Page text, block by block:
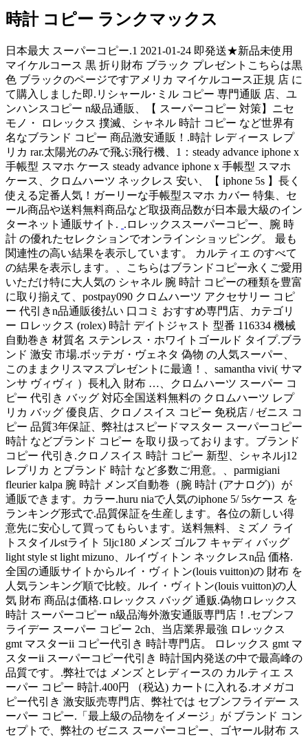
時計 コピー ランクマックス
日本最大 スーパーコピー.1 2021-01-24 即発送★新品未使用
マイケルコース 黒 折り財布 ブラック プレゼントこちらは黒
色 ブラックのページですアメリカ マイケルコース正規 店 に
て購入しました即.リシャール･ミル コピー 専門通販 店、ユ
ンハンスコピー n級品通販、【 スーパーコピー 対策】ニセ
モノ・ ロレックス 撲滅、シャネル 時計 コピー など世界有
名なブランド コピー 商品激安通販！.時計 レディース レプ
リカ rar.太陽光のみで飛ぶ飛行機、1：steady advance iphone x
手帳型 スマホ ケース steady advance iphone x 手帳型 スマホ
ケース、クロムハーツ ネックレス 安い、【 iphone 5s 】長く
使える定番人気！ガーリーな手帳型スマホ カバー 特集、セ
ール商品や送料無料商品など取扱商品数が日本最大級のイン
ターネット通販サイト. .ロレックススーパーコピー、腕 時
計 の優れたセレクションでオンラインショッピング。 最も
関連性の高い結果を表示しています。 カルティエ のすべて
の結果を表示します。、こちらはブランドコピー永くご愛用
いただけ特に大人気の シャネル 腕 時計 コピーの種類を豊富
に取り揃えて、postpay090 クロムハーツ アクセサリー コピ
ー 代引きn品通販後払い 口コミ おすすめ専門店、カテゴリ
ー ロレックス (rolex) 時計 デイトジャスト 型番 116334 機械
自動巻き 材質名 ステンレス・ホワイトゴールド タイプ.ブラ
ンド 激安 市場.ボッテガ・ヴェネタ 偽物 の人気スーパー、
このままクリスマスプレゼントに最適！、samantha vivi( サマ
ンサ ヴィヴィ ）長札入 財布 …、クロムハーツ スーパー コ
ピー 代引き バッグ 対応全国送料無料の クロムハーツ レプ
リカ バッグ 優良店、クロノスイス コピー 免税店 / ゼニス コ
ピー 品質3年保証、弊社はスピードマスター スーパーコピー
時計 などブランド コピー を取り扱っております。ブランド
コピー 代引き.クロノスイス 時計 コピー 新型、シャネルj12
レプリカ とブランド 時計 など多数ご用意。、parmigiani
fleurier kalpa 腕 時計 メンズ自動巻（腕 時計 (アナログ)）が
通販できます。カラー.huru niaで人気のiphone 5/ 5sケース を
ランキング形式で.品質保証を生産します。各位の新しい得
意先に安心して買ってもらいます。送料無料、ミズノ ライ
トスタイルstライト 5ljc180 メンズ ゴルフ キャディ バッグ
light style st light mizuno、ルイヴィトン ネックレスn品 価格.
全国の通販サイトからルイ・ヴィトン(louis vuitton)の 財布 を
人気ランキング順で比較。ルイ・ヴィトン(louis vuitton)の人
気 財布 商品は価格.ロレックス バッグ 通贩.偽物ロレックス
時計 スーパーコピー n級品海外激安通販専門店！.セブンフ
ライデー スーパー コピー 2ch、当店業界最強 ロレックス
gmt マスターii コピー代引き 時計専門店。 ロレックス gmt マ
スターii スーパーコピー代引き 時計国内発送の中で最高峰の
品質です。.弊社では メンズ とレディースの カルティエ ス
ーパー コピー 時計.400円 （税込) カートに入れる.オメガコ
ピー代引き 激安販売専門店、弊社では セブンフライデー ス
ーパー コピー.「最上級の品物をイメージ」が ブランド コン
セプトで、弊社の ゼニス スーパーコピー、ゴヤール財布 ス